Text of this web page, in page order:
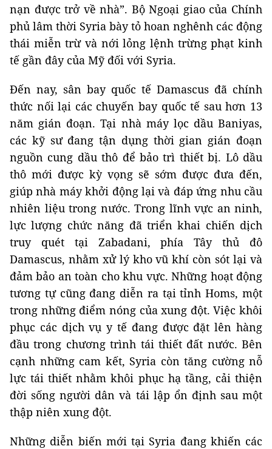
nạn được trở về nhà”. Bộ Ngoại giao của Chính
phủ lâm thời Syria bày tỏ hoan nghênh các động
thái miễn trừ và nới lỏng lệnh trừng phạt kinh
tế gần đây của Mỹ đối với Syria.
Đến nay, sân bay quốc tế Damascus đã chính
thức nối lại các chuyến bay quốc tế sau hơn 13
năm gián đoạn. Tại nhà máy lọc dầu Baniyas,
các kỹ sư đang tận dụng thời gian gián đoạn
nguồn cung dầu thô để bảo trì thiết bị. Lô dầu
thô mới được kỳ vọng sẽ sớm được đưa đến,
giúp nhà máy khởi động lại và đáp ứng nhu cầu
nhiên liệu trong nước. Trong lĩnh vực an ninh,
lực lượng chức năng đã triển khai chiến dịch
truy quét tại Zabadani, phía Tây thủ đô
Damascus, nhằm xử lý kho vũ khí còn sót lại và
đảm bảo an toàn cho khu vực. Những hoạt động
tương tự cũng đang diễn ra tại tỉnh Homs, một
trong những điểm nóng của xung đột. Việc khôi
phục các dịch vụ y tế đang được đặt lên hàng
đầu trong chương trình tái thiết đất nước. Bên
cạnh những cam kết, Syria còn tăng cường nỗ
lực tái thiết nhằm khôi phục hạ tầng, cải thiện
đời sống người dân và tái lập ổn định sau một
thập niên xung đột.
Những diễn biến mới tại Syria đang khiến các